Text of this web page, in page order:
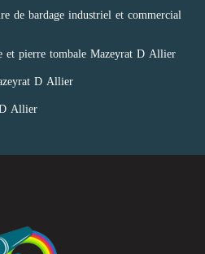
de bardage industriel et commercial
et pierre tombale Mazeyrat D Allier
D Allier
Allier